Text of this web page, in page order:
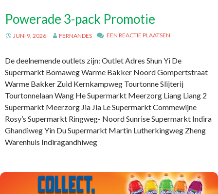
Powerade 3-pack Promotie
JUNI 9, 2026 FERNANDES EEN REACTIE PLAATSEN
De deelnemende outlets zijn: Outlet Adres Shun Yi De
Supermarkt Bomaweg Warme Bakker Noord Gompertstraat
Warme Bakker Zuid Kernkampweg Tourtonne Slijterij
Tourtonnelaan Wang He Supermarkt Meerzorg Liang Liang 2
Supermarkt Meerzorg Jia Jia Le Supermarkt Commewijne
Rosy’s Supermarkt Ringweg- Noord Sunrise Supermarkt Indira
Ghandiweg Yin Du Supermarkt Martin Lutherkingweg Zheng
Warenhuis Indiragandhiweg